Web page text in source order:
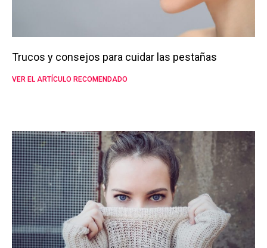
Trucos y consejos para cuidar las pestañas
VER EL ARTÍCULO RECOMENDADO